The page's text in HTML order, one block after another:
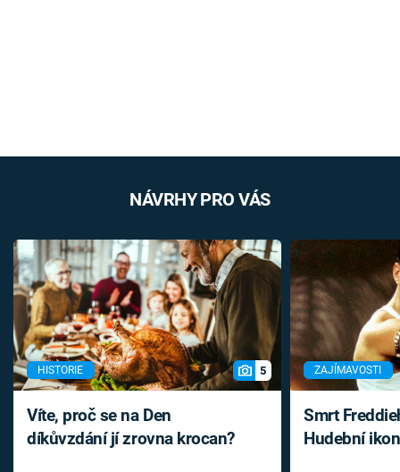
NÁVRHY PRO VÁS
HISTORIE 5
Víte, proč se na Den
díkůvzdání jí zrovna krocan?
ZAJÍMAVOSTI
Smrt
Hudební